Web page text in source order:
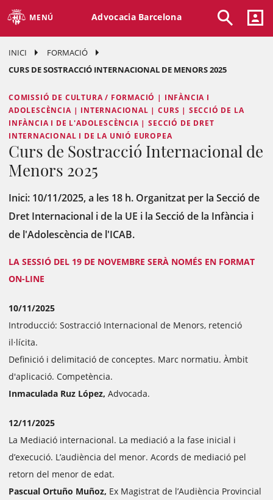
MENÚ Advocacia Barcelona
INICI
FORMACIÓ
CURS DE SOSTRACCIÓ INTERNACIONAL DE MENORS 2025
COMISSIÓ DE CULTURA / FORMACIÓ | INFÀNCIA I
ADOLESCÈNCIA | INTERNACIONAL | CURS | SECCIÓ DE LA
INFÀNCIA I DE L'ADOLESCÈNCIA | SECCIÓ DE DRET
INTERNACIONAL I DE LA UNIÓ EUROPEA
Curs de Sostracció Internacional de
Menors 2025
Inici: 10/11/2025, a les 18 h. Organitzat per la Secció de
Dret Internacional i de la UE i la Secció de la Infància i
de l'Adolescència de l'ICAB.
LA SESSIÓ DEL 19 DE NOVEMBRE SERÀ NOMÉS EN FORMAT
ON-LINE
10/11/2025
Introducció: Sostracció Internacional de Menors, retenció
il·lícita.
Definició i delimitació de conceptes. Marc normatiu. Àmbit
d'aplicació. Competència.
Inmaculada Ruz López, Advocada.
12/11/2025
La Mediació internacional. La mediació a la fase inicial i
d’execució. L’audiència del menor. Acords de mediació pel
retorn del menor de edat.
Pascual Ortuño Muñoz, Ex Magistrat de l’Audiència Provincial